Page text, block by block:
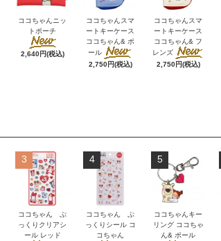
ココちゃんニッ
トポーチ
2,640円(税込)
ココちゃんスマ
ートキーケース
ココちゃん& ポ
ール
2,750円(税込)
ココちゃんスマ
ートキーケース
ココちゃん& フ
レンズ
2,750円(税込)
3
ココちゃん ぷ
っくりクリアシ
ール レッド
4
ココちゃん ぷ
っくりシール コ
コちゃん
5
ココちゃんキー
リング ココちゃ
ん& ポール